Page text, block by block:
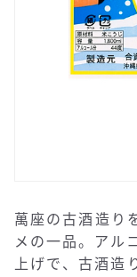
萬座の古酒造り
メの一品。アル
上げで、古酒造